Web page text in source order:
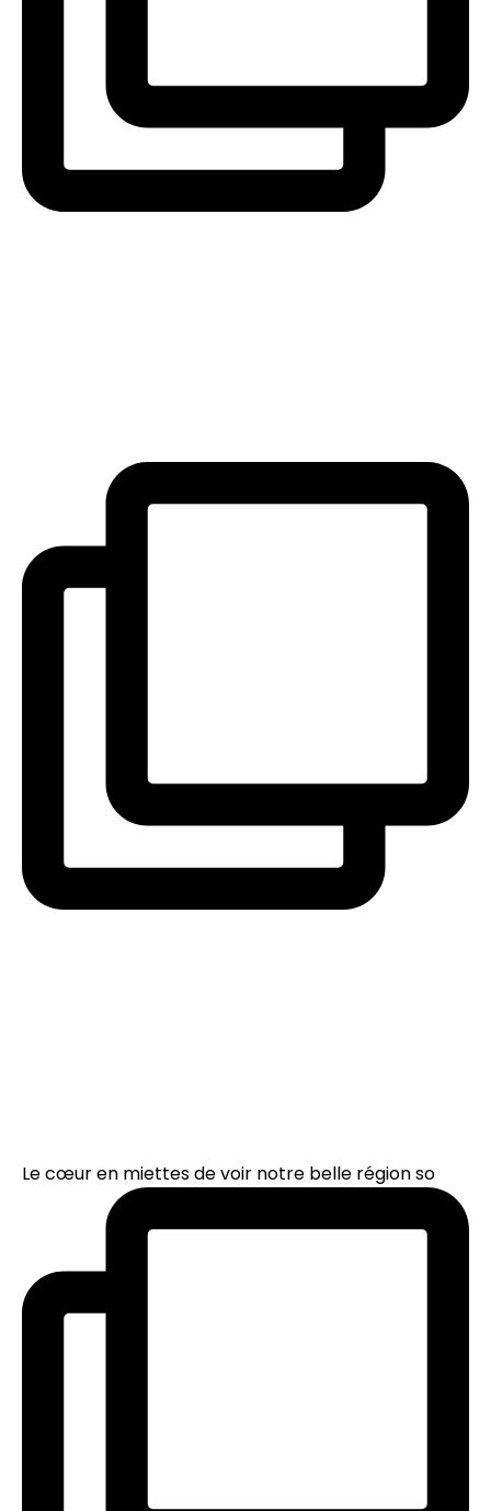
Le cœur en miettes de voir notre belle région so